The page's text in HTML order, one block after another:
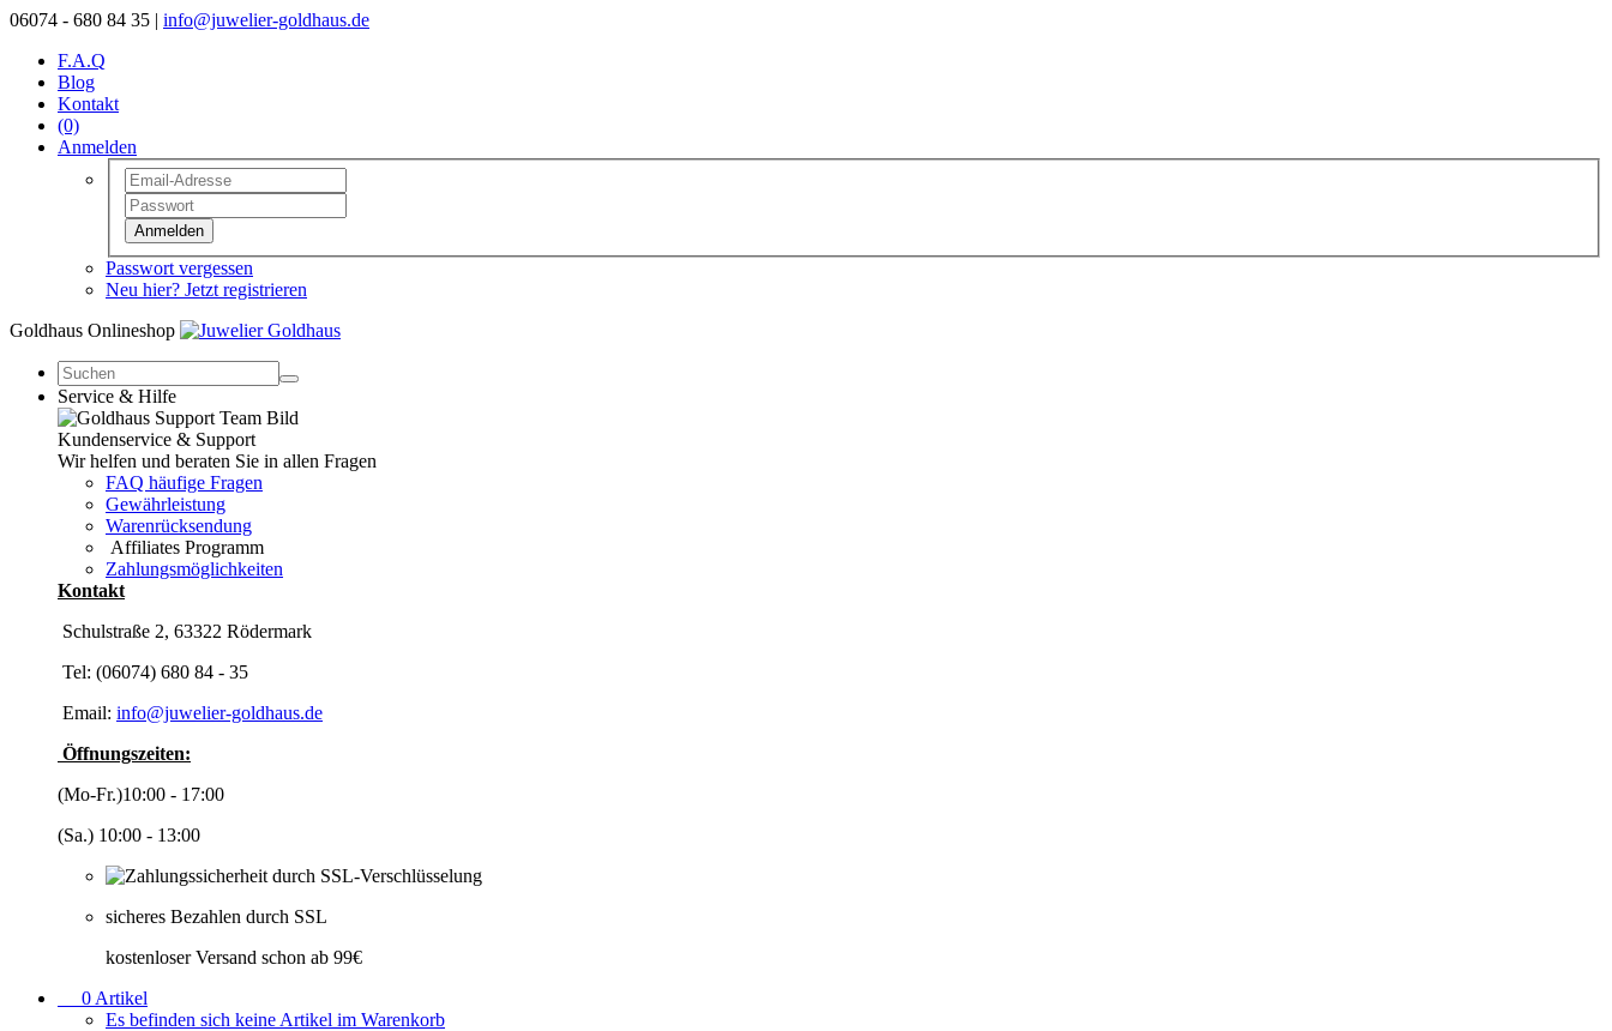
06074 - 680 84 35 | info@juwelier-goldhaus.de
F.A.Q
Blog
Kontakt
(0)
Anmelden
Anmelden
Passwort vergessen
Neu hier? Jetzt registrieren
Goldhaus Onlineshop
Service & Hilfe
Kundenservice & Support
Wir helfen und beraten Sie in allen Fragen
FAQ häufige Fragen
Gewährleistung
Warenrücksendung
Affiliates Programm
Zahlungsmöglichkeiten
Kontakt
Schulstraße 2, 63322 Rödermark
Tel: (06074) 680 84 - 35
Email: info@juwelier-goldhaus.de
Öffnungszeiten:
(Mo-Fr.)10:00 - 17:00
(Sa.) 10:00 - 13:00
sicheres Bezahlen durch SSL
kostenloser Versand schon ab 99€
0 Artikel
Es befinden sich keine Artikel im Warenkorb